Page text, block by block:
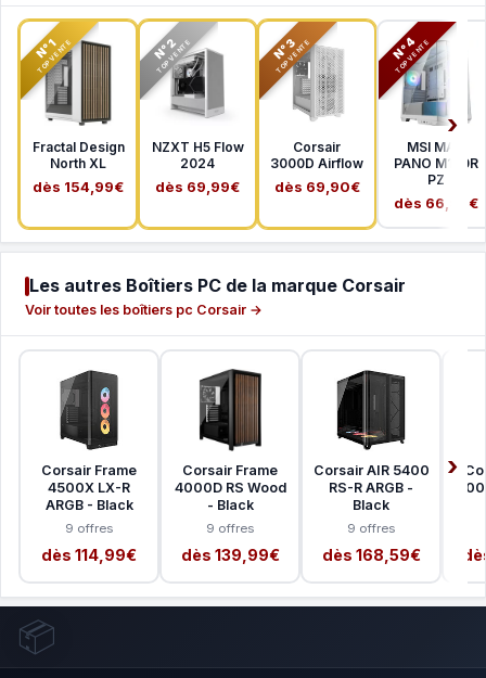
N°1
TOP VENTE
Fractal Design
North XL
dès 154,99€
N°2
TOP VENTE
NZXT H5 Flow
2024
dès 69,99€
N°3
TOP VENTE
Corsair
3000D Airflow
dès 69,90€
N°4
TOP VENTE
MSI MAG
PANO M100R
PZ
dès 66,99€
Les autres Boîtiers PC de la marque Corsair
Voir toutes les boîtiers pc Corsair →
Corsair Frame
4500X LX-R
ARGB - Black
9 offres
dès 114,99€
Corsair Frame
4000D RS Wood
- Black
9 offres
dès 139,99€
Corsair AIR 5400
RS-R ARGB -
Black
9 offres
dès 168,59€
📦